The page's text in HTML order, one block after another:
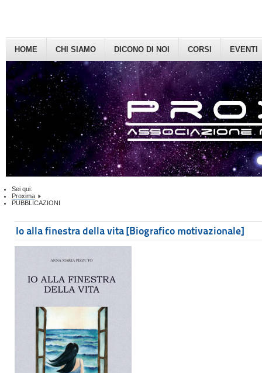
HOME CHI SIAMO DICONO DI NOI CORSI EVENTI
Sei qui:
Proxima
PUBBLICAZIONI
Io alla finestra della vita [Biografico motivazionale]